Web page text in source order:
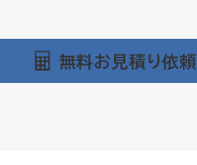
無料お見積り依頼